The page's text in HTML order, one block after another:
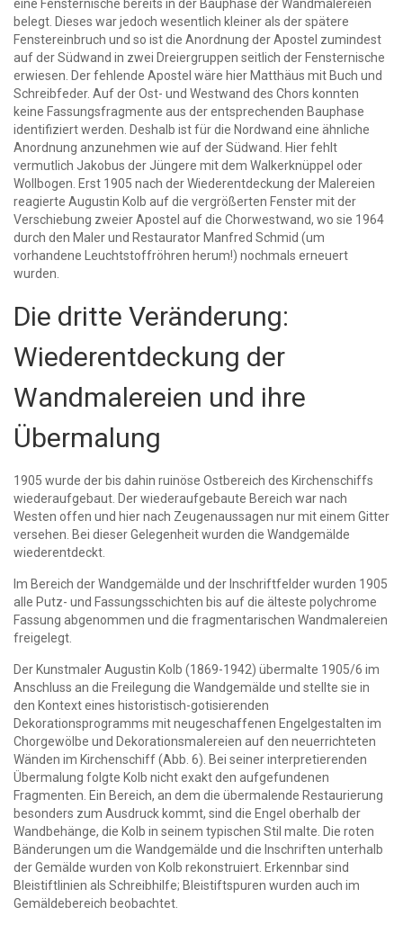
eine Fensternische bereits in der Bauphase der Wandmalereien
belegt. Dieses war jedoch wesentlich kleiner als der spätere
Fenstereinbruch und so ist die Anordnung der Apostel zumindest
auf der Südwand in zwei Dreiergruppen seitlich der Fensternische
erwiesen. Der fehlende Apostel wäre hier Matthäus mit Buch und
Schreibfeder. Auf der Ost- und Westwand des Chors konnten
keine Fassungsfragmente aus der entsprechenden Bauphase
identifiziert werden. Deshalb ist für die Nordwand eine ähnliche
Anordnung anzunehmen wie auf der Südwand. Hier fehlt
vermutlich Jakobus der Jüngere mit dem Walkerknüppel oder
Wollbogen. Erst 1905 nach der Wiederentdeckung der Malereien
reagierte Augustin Kolb auf die vergrößerten Fenster mit der
Verschiebung zweier Apostel auf die Chorwestwand, wo sie 1964
durch den Maler und Restaurator Manfred Schmid (um
vorhandene Leuchtstoffröhren herum!) nochmals erneuert
wurden.
Die dritte Veränderung:
Wiederentdeckung der
Wandmalereien und ihre
Übermalung
1905 wurde der bis dahin ruinöse Ostbereich des Kirchenschiffs
wiederaufgebaut. Der wiederaufgebaute Bereich war nach
Westen offen und hier nach Zeugenaussagen nur mit einem Gitter
versehen. Bei dieser Gelegenheit wurden die Wandgemälde
wiederentdeckt.
Im Bereich der Wandgemälde und der Inschriftfelder wurden 1905
alle Putz- und Fassungsschichten bis auf die älteste polychrome
Fassung abgenommen und die fragmentarischen Wandmalereien
freigelegt.
Der Kunstmaler Augustin Kolb (1869-1942) übermalte 1905/6 im
Anschluss an die Freilegung die Wandgemälde und stellte sie in
den Kontext eines historistisch-gotisierenden
Dekorationsprogramms mit neugeschaffenen Engelgestalten im
Chorgewölbe und Dekorationsmalereien auf den neuerrichteten
Wänden im Kirchenschiff (Abb. 6). Bei seiner interpretierenden
Übermalung folgte Kolb nicht exakt den aufgefundenen
Fragmenten. Ein Bereich, an dem die übermalende Restaurierung
besonders zum Ausdruck kommt, sind die Engel oberhalb der
Wandbehänge, die Kolb in seinem typischen Stil malte. Die roten
Bänderungen um die Wandgemälde und die Inschriften unterhalb
der Gemälde wurden von Kolb rekonstruiert. Erkennbar sind
Bleistiftlinien als Schreibhilfe; Bleistiftspuren wurden auch im
Gemäldebereich beobachtet.